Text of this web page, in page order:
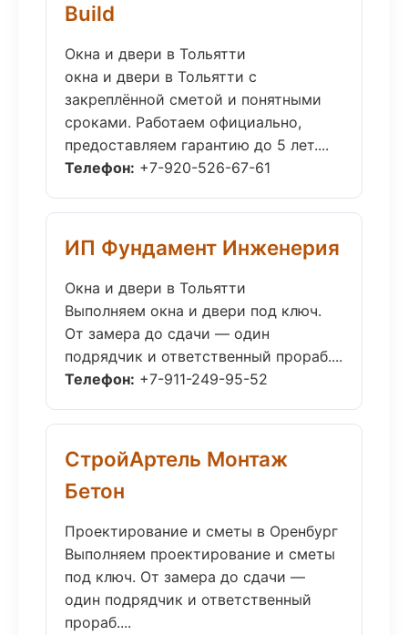
Build
Окна и двери в Тольятти
окна и двери в Тольятти с
закреплённой сметой и понятными
сроками. Работаем официально,
предоставляем гарантию до 5 лет....
Телефон: +7-920-526-67-61
ИП Фундамент Инженерия
Окна и двери в Тольятти
Выполняем окна и двери под ключ.
От замера до сдачи — один
подрядчик и ответственный прораб....
Телефон: +7-911-249-95-52
СтройАртель Монтаж
Бетон
Проектирование и сметы в Оренбург
Выполняем проектирование и сметы
под ключ. От замера до сдачи —
один подрядчик и ответственный
прораб....